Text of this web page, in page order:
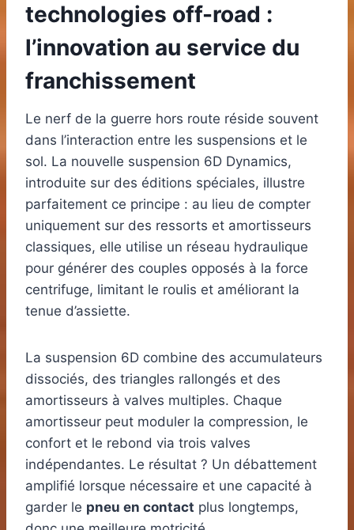
technologies off-road :
l’innovation au service du
franchissement
Le nerf de la guerre hors route réside souvent
dans l’interaction entre les suspensions et le
sol. La nouvelle suspension 6D Dynamics,
introduite sur des éditions spéciales, illustre
parfaitement ce principe : au lieu de compter
uniquement sur des ressorts et amortisseurs
classiques, elle utilise un réseau hydraulique
pour générer des couples opposés à la force
centrifuge, limitant le roulis et améliorant la
tenue d’assiette.
La suspension 6D combine des accumulateurs
dissociés, des triangles rallongés et des
amortisseurs à valves multiples. Chaque
amortisseur peut moduler la compression, le
confort et le rebond via trois valves
indépendantes. Le résultat ? Un débattement
amplifié lorsque nécessaire et une capacité à
garder le pneu en contact plus longtemps,